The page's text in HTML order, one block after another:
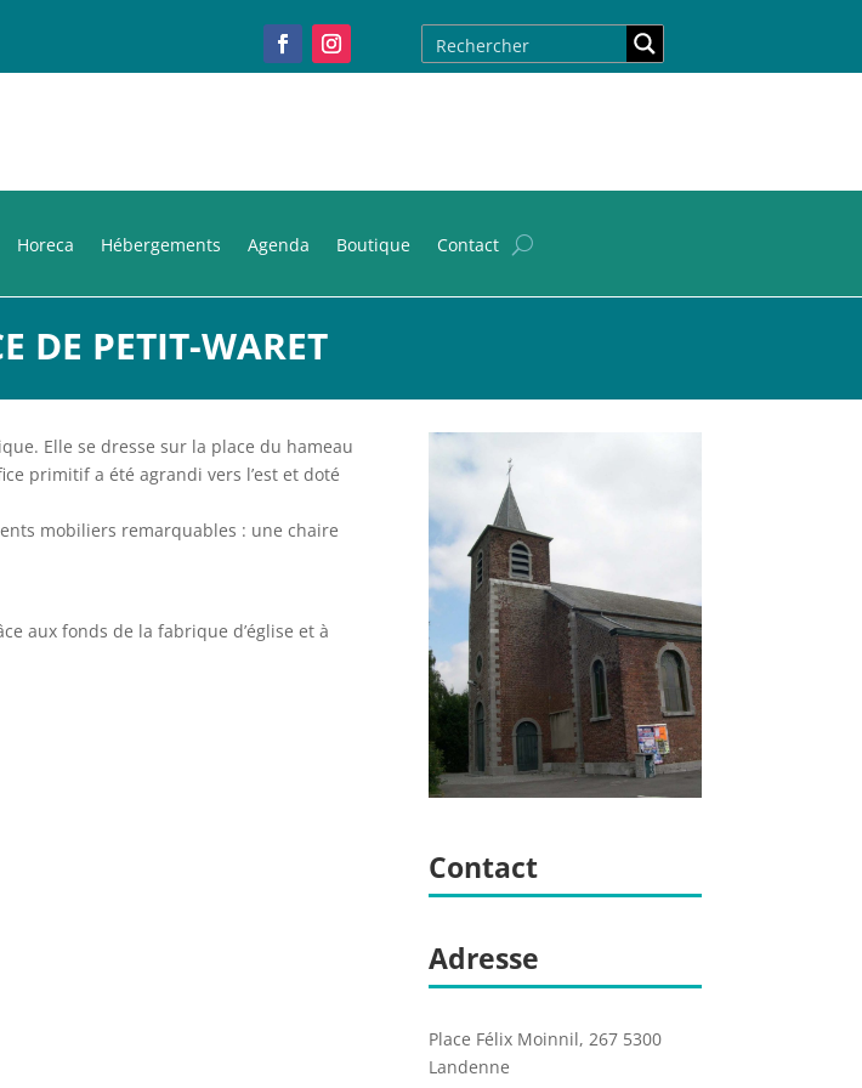
Horeca Hébergements Agenda Boutique Contact
DE PETIT-WARET
Elle se dresse sur la place du hameau
primitif a été agrandi vers l’est et doté
mobiliers remarquables : une chaire
aux fonds de la fabrique d’église et à
Contact
Adresse
Place Félix Moinnil, 267 5300
Landenne